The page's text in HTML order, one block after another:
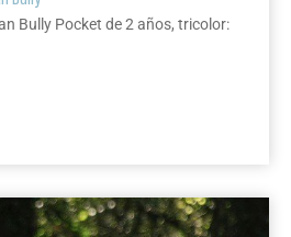
Bully Pocket de 2 años, tricolor: